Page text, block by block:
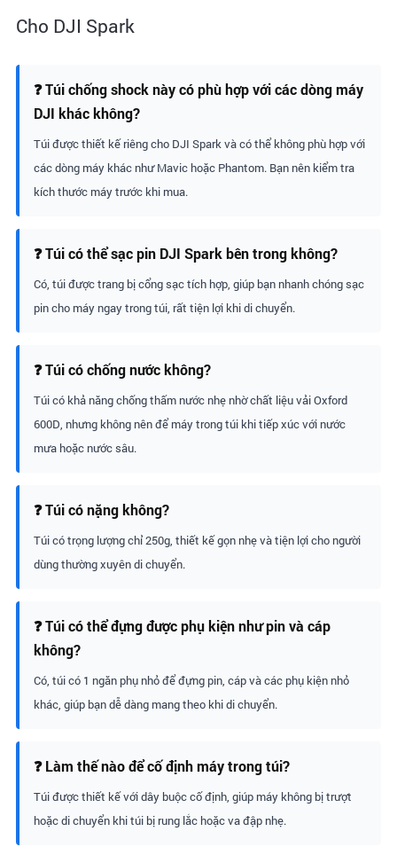
Cho DJI Spark
❓ Túi chống shock này có phù hợp với các dòng máy
DJI khác không?
Túi được thiết kế riêng cho DJI Spark và có thể không phù hợp với
các dòng máy khác như Mavic hoặc Phantom. Bạn nên kiểm tra
kích thước máy trước khi mua.
❓ Túi có thể sạc pin DJI Spark bên trong không?
Có, túi được trang bị cổng sạc tích hợp, giúp bạn nhanh chóng sạc
pin cho máy ngay trong túi, rất tiện lợi khi di chuyển.
❓ Túi có chống nước không?
Túi có khả năng chống thấm nước nhẹ nhờ chất liệu vải Oxford
600D, nhưng không nên để máy trong túi khi tiếp xúc với nước
mưa hoặc nước sâu.
❓ Túi có nặng không?
Túi có trọng lượng chỉ 250g, thiết kế gọn nhẹ và tiện lợi cho người
dùng thường xuyên di chuyển.
❓ Túi có thể đựng được phụ kiện như pin và cáp
không?
Có, túi có 1 ngăn phụ nhỏ để đựng pin, cáp và các phụ kiện nhỏ
khác, giúp bạn dễ dàng mang theo khi di chuyển.
❓ Làm thế nào để cố định máy trong túi?
Túi được thiết kế với dây buộc cố định, giúp máy không bị trượt
hoặc di chuyển khi túi bị rung lắc hoặc va đập nhẹ.